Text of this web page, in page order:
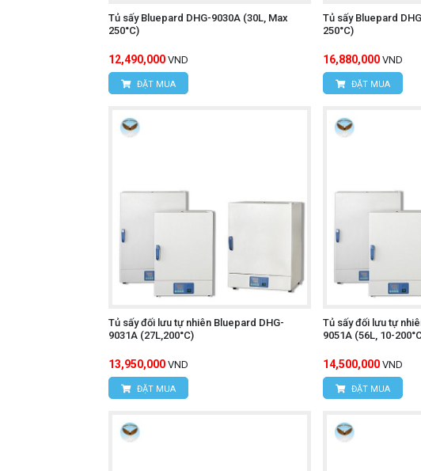
Tủ sấy Bluepard DHG-9030A (30L, Max
250°C)
12,490,000 VND
ĐẶT MUA
Tủ sấy Bluepard
250°C)
16,880,000 VND
ĐẶT MUA
Tủ sấy đối lưu tự nhiên Bluepard DHG-
9031A (27L,200°C)
13,950,000 VND
ĐẶT MUA
Tủ sấy đối lưu tự
9051A (56L, 10-
14,500,000 VND
ĐẶT MUA